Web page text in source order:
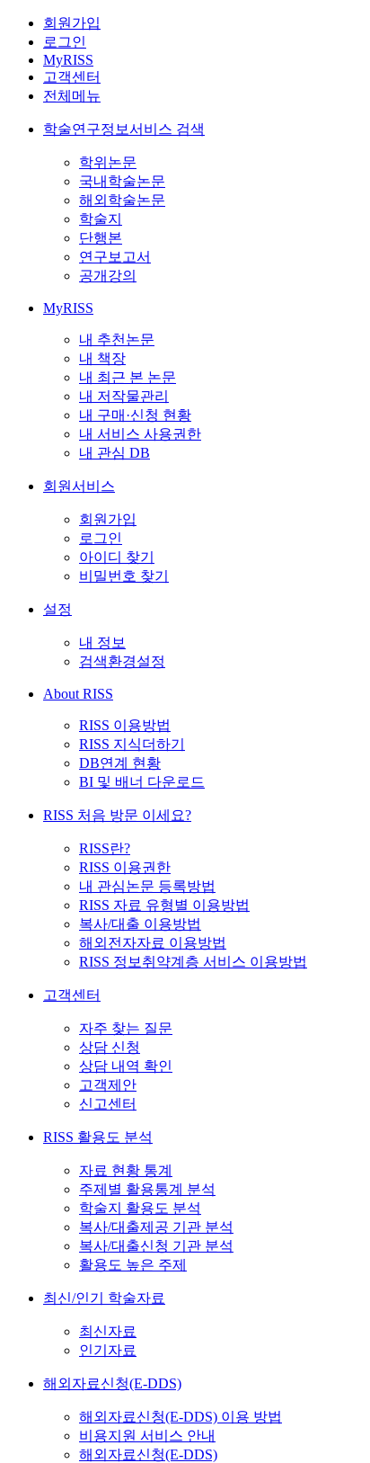
회원가입
로그인
MyRISS
고객센터
전체메뉴
학술연구정보서비스 검색
학위논문
국내학술논문
해외학술논문
학술지
단행본
연구보고서
공개강의
MyRISS
내 추천논문
내 책장
내 최근 본 논문
내 저작물관리
내 구매·신청 현황
내 서비스 사용권한
내 관심 DB
회원서비스
회원가입
로그인
아이디 찾기
비밀번호 찾기
설정
내 정보
검색환경설정
About RISS
RISS 이용방법
RISS 지식더하기
DB연계 현황
BI 및 배너 다운로드
RISS 처음 방문 이세요?
RISS란?
RISS 이용권한
내 관심논문 등록방법
RISS 자료 유형별 이용방법
복사/대출 이용방법
해외전자자료 이용방법
RISS 정보취약계층 서비스 이용방법
고객센터
자주 찾는 질문
상담 신청
상담 내역 확인
고객제안
신고센터
RISS 활용도 분석
자료 현황 통계
주제별 활용통계 분석
학술지 활용도 분석
복사/대출제공 기관 분석
복사/대출신청 기관 분석
활용도 높은 주제
최신/인기 학술자료
최신자료
인기자료
해외자료신청(E-DDS)
해외자료신청(E-DDS) 이용 방법
비용지원 서비스 안내
해외자료신청(E-DDS)